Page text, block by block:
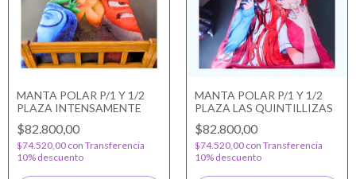
MANTA POLAR P/1 Y 1/2
PLAZA INTENSAMENTE
$82.800,00
$74.520,00 con Transferencia
10% descuento
MANTA POLAR P/1 Y 1/2
PLAZA LAS QUINTILLIZAS
$82.800,00
$74.520,00 con Transferencia
10% descuento